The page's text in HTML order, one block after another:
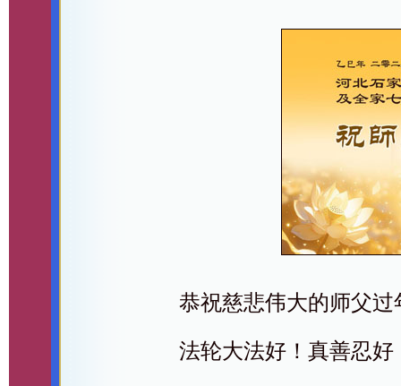
恭祝慈悲伟大的师父过
法轮大法好！真善忍好